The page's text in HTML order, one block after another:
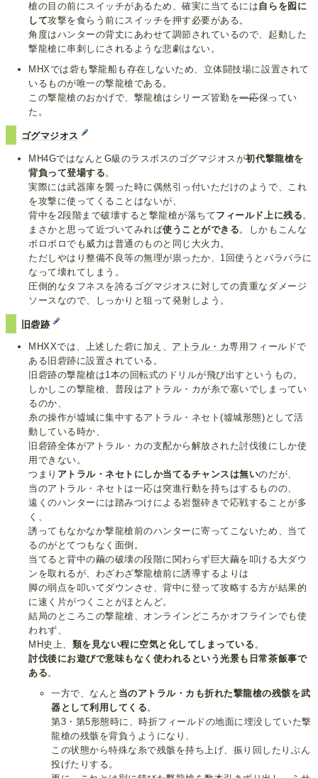
槍の目の前にスイッチがあるため、確実に当てるには自らを囮に
して攻撃を食らう前にスイッチを押す必要がある。
角度はハンターの背丈にあわせて調節されているので、起動した
撃龍槍に串刺しにされるような悲劇はない。
MHXでは砦も撃龍船も存在しないため、立体闘技場に設置されて
いるものが唯一の撃龍槍である。
この撃龍槍のおかげで、撃龍槍はシリーズ皆勤を一応保ってい
た。
ゴグマジオス
MH4GではなんとG級のラスボスのゴグマジオスが初代撃龍槍を
背負って登場する 。
実際には武器庫を襲った時に偶然引っ付いただけのようで、これ
を攻撃に使ってくることはないが、
背中を2段階まで破壊すると撃龍槍が落ちてフィールド上に残る 。
まさかと思って近づいてみれば使うことができる 。しかもこんな
ボロボロでも威力は普通のものと同じ大火力。
ただしやはり整備不良等の無理が祟ったか、1回使うとバラバラに
なって壊れてしまう。
圧倒的なタフネスを誇るゴグマジオスに対しての貴重なダメージ
ソースなので、しっかりと狙って発射しよう。
旧砦跡
MHXXでは、上述した砦に加え、 アトラル・カ専用フィールドで
ある旧砦跡に設置されている。
旧砦跡の撃龍槍は1本の回転式のドリルが飛び出すというもの。
しかしこの撃龍槍、普段はアトラル・カが糸で塞いでしまってい
るのか、
糸の操作が墟城に集中するアトラル・ネセト(墟城形態)として活
動している時か、
旧砦跡全体がアトラル・カの支配から解放された討伐後にしか使
用できない。
つまり アトラル・ネセトにしか当てるチャンスは無いのだが、
当のアトラル・ネセトは一応は突進行動を持ちはするものの、
遠くのハンターには踏みつけによる岩盤砕きで応戦することが多
く、
誘ってもなかなか撃龍槍前のハンターに寄ってこないため、当て
るのがとてつもなく面倒。
当てると背中の繭の破壊の段階に関わらず巨大繭を叩ける大ダウ
ンを取れるが、わざわざ撃龍槍前に誘導するよりは
脚の弱点を叩いてダウンさせ、背中に登って攻略する方が結果的
に速く片がつくことがほとんど。
結局のところこの撃龍槍、オンラインどころかオフラインでも使
われず、
MH史上、 類を見ない程に空気と化してしまっている 。
討伐後にお遊びで意味もなく使われるという光景も日常茶飯事で
ある 。
一方で、なんと 当のアトラル・カも折れた撃龍槍の残骸を武
器として利用してくる 。
第3・第5形態時に、時折フィールドの地面に埋没していた撃
龍槍の残骸を背負うようになり、
この状態から特殊な糸で残骸を持ち上げ、振り回したりぶん
投げたりする。